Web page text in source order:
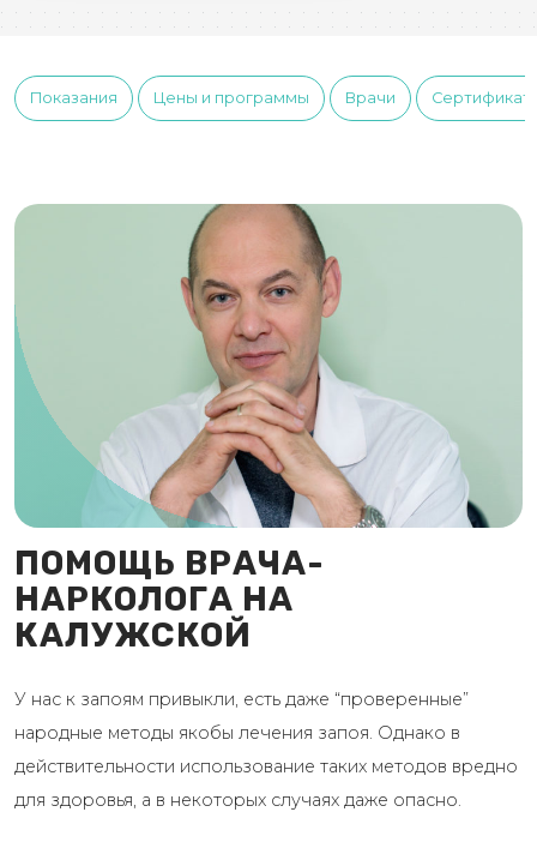
Показания Цены и программы Врачи
ПОМОЩЬ ВРАЧА-
НАРКОЛОГА НА
КАЛУЖСКОЙ
У нас к запоям привыкли, есть даже “проверенные”
народные методы якобы лечения запоя. Однако в
действительности использование таких методов вредно
для здоровья, а в некоторых случаях даже опасно.